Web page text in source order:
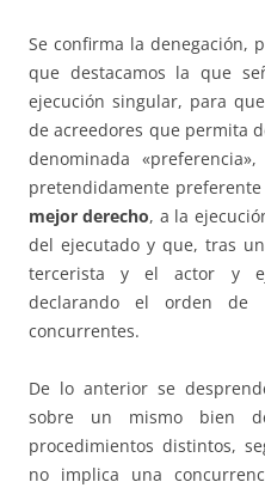
Se confirma la denegación,
que destacamos la que
ejecución singular, para
de acreedores que permita
denominada
pretendidamente
mejor derecho, a la
del ejecutado y que, tras
tercerista y el actor y
declarando el orden de
concurrentes.
De lo anterior se
sobre un mismo bien
procedimientos distintos,
no implica una